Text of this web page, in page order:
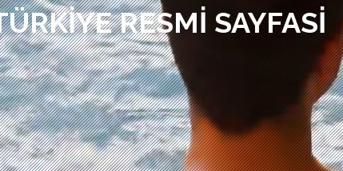
RESMI SAYFASI